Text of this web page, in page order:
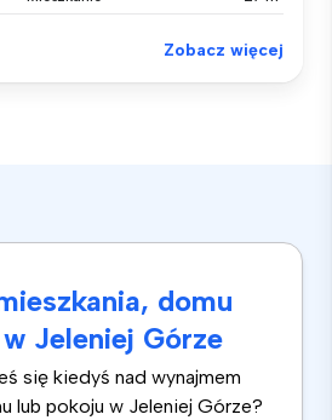
Zobacz więcej
domu
Jeleniej Górze
się kiedyś nad wynajmem
lub pokoju w Jeleniej Górze?